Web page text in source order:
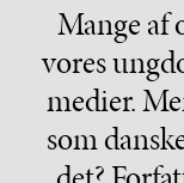
Mange af
vores
medier.
som